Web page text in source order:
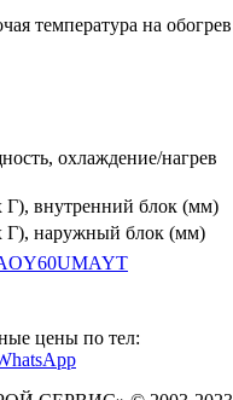
температура на обогрев
охлаждение/нагрев
внутренний блок (мм)
наружный блок (мм)
цены по тел: